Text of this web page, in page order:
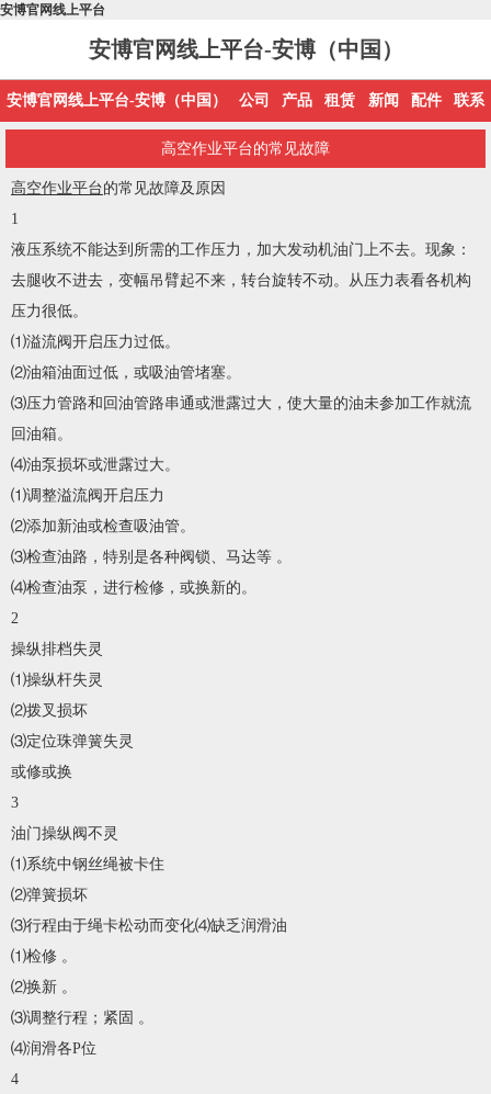
安博官网线上平台
安博官网线上平台-安博（中国）
安博官网线上平台-安博（中国） 公司 产品 租赁 新闻 配件 联系
高空作业平台的常见故障
高空作业平台的常见故障及原因
1
液压系统不能达到所需的工作压力，加大发动机油门上不去。现象：
去腿收不进去，变幅吊臂起不来，转台旋转不动。从压力表看各机构
压力很低。
⑴溢流阀开启压力过低。
⑵油箱油面过低，或吸油管堵塞。
⑶压力管路和回油管路串通或泄露过大，使大量的油未参加工作就流
回油箱。
⑷油泵损坏或泄露过大。
⑴调整溢流阀开启压力
⑵添加新油或检查吸油管。
⑶检查油路，特别是各种阀锁、马达等 。
⑷检查油泵，进行检修，或换新的。
2
操纵排档失灵
⑴操纵杆失灵
⑵拨叉损坏
⑶定位珠弹簧失灵
或修或换
3
油门操纵阀不灵
⑴系统中钢丝绳被卡住
⑵弹簧损坏
⑶行程由于绳卡松动而变化⑷缺乏润滑油
⑴检修 。
⑵换新 。
⑶调整行程；紧固 。
⑷润滑各P位
4